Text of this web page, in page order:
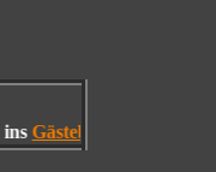
Gästebuch